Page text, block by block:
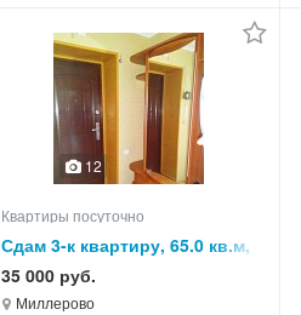
12
Квартиры посуточно
Сдам 3-к квартиру, 65.0 кв.м,
этаж 4 из 5
35 000 руб.
Миллерово